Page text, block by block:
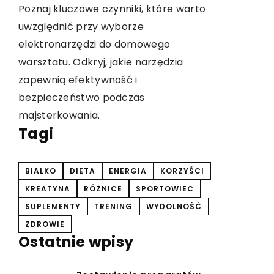
Odkryj, jak nowoczesne technologie
zwiększają efektywność i dokładność w
identyfikacji przewodów i komponentów.
Dowiedz się, jakie innowacyjne narzędzia
ułatwiają codzienną pracę i poprawiają
bezpieczeństwo przemysłu.
Tagi
BIAŁKO DIETA ENERGIA
KORZYŚCI
KREATYNA
RÓŻNICE
SPORTOWIEC
SUPLEMENTY
TRENING
WYDOLNOŚĆ
ZDROWIE
Ostatnie wpisy